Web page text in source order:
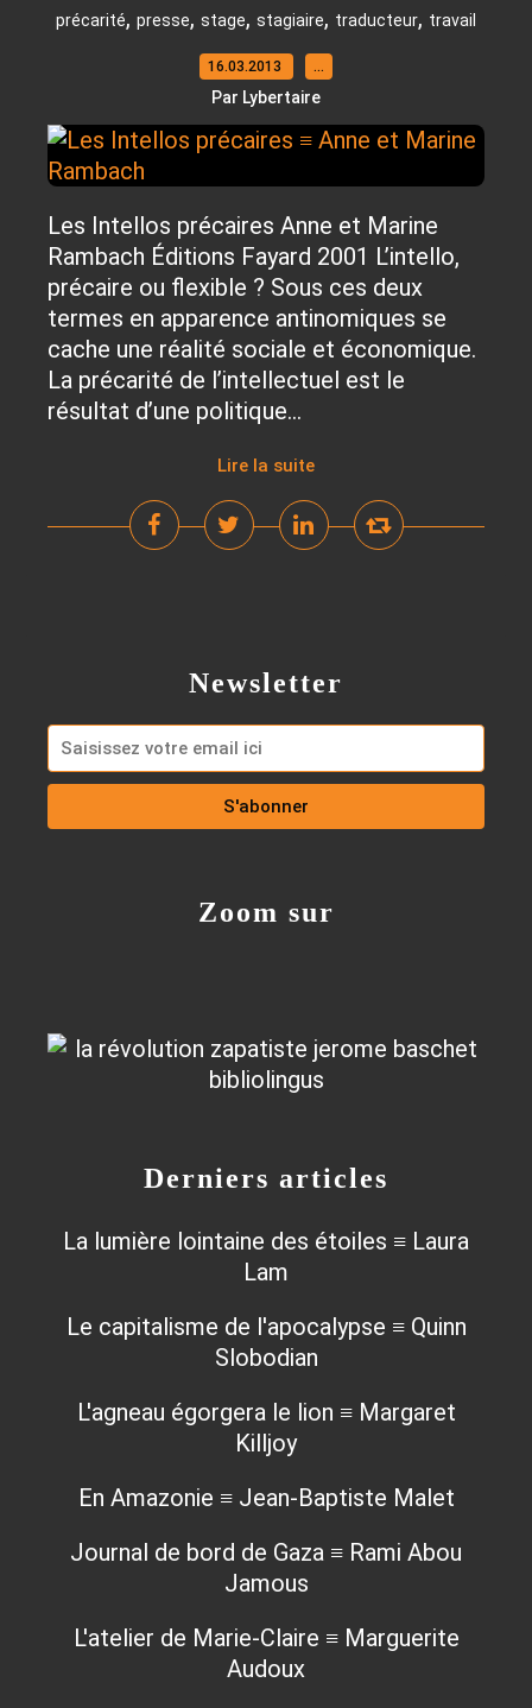
précarité, presse, stage, stagiaire, traducteur, travail
16.03.2013 …
Par Lybertaire
Les Intellos précaires Anne et Marine
Rambach Éditions Fayard 2001 L’intello,
précaire ou flexible ? Sous ces deux
termes en apparence antinomiques se
cache une réalité sociale et économique.
La précarité de l’intellectuel est le
résultat d’une politique...
Lire la suite
Newsletter
Derniers articles
La lumière lointaine des étoiles ≡ Laura
Lam
Le capitalisme de l'apocalypse ≡ Quinn
Slobodian
L'agneau égorgera le lion ≡ Margaret
Killjoy
En Amazonie ≡ Jean-Baptiste Malet
Journal de bord de Gaza ≡ Rami Abou
Jamous
L'atelier de Marie-Claire ≡ Marguerite
Audoux
Zoom sur